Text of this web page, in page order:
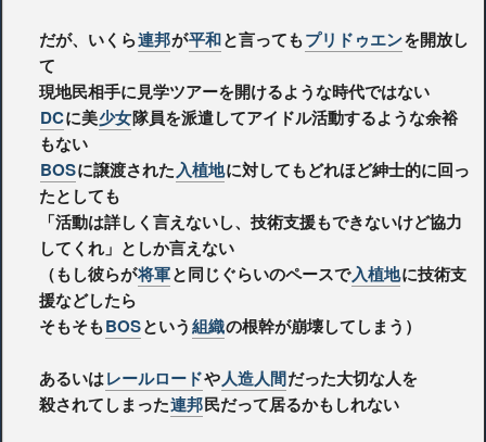
だが、いくら連邦が平和と言ってもプリドゥエンを開放し
て
現地民相手に見学ツアーを開けるような時代ではない
DCに美少女隊員を派遣してアイドル活動するような余裕
もない
BOSに譲渡された入植地に対してもどれほど紳士的に回っ
たとしても
「活動は詳しく言えないし、技術支援もできないけど協力
してくれ」としか言えない
（もし彼らが将軍と同じぐらいのペースで入植地に技術支
援などしたら
そもそもBOSという組織の根幹が崩壊してしまう）
あるいはレールロードや人造人間だった大切な人を
殺されてしまった連邦民だって居るかもしれない